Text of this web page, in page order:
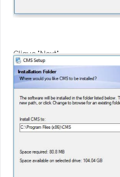
Clique "Next"